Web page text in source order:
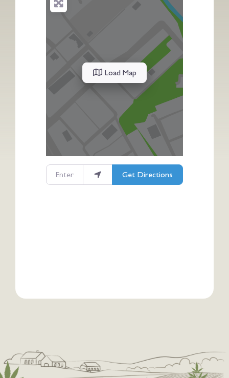
Load Map
Enter your location
Get Directions